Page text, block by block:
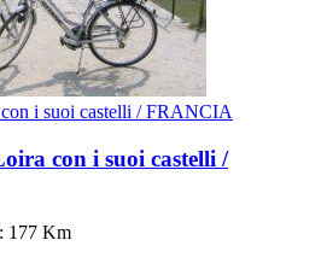
i suoi castelli / FRANCIA
con i suoi castelli /
: 177 Km